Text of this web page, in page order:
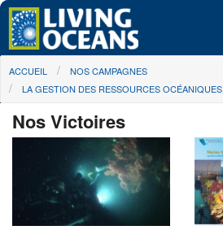
Skip to main content
À propos de nous
Centre des Médias
Les Cartes
Passez à l'action
You are here
ACCUEIL
NOS CAMPAGNES
LA GESTION DES RESSOURCES OCÉANIQUES
Nos Victoires